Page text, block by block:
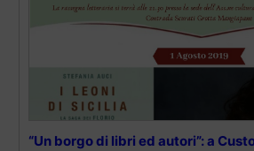
“Un borgo di libri ed autori”: a